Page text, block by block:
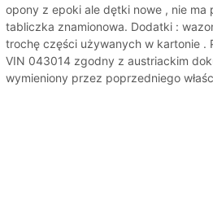
opony z epoki ale dętki nowe , nie ma
tabliczka znamionowa. Dodatki :
trochę części używanych w kartonie .
VIN 043014 zgodny z austriackim
wymieniony przez poprzedniego